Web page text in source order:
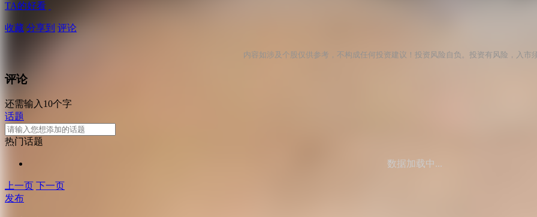
TA的好看
收藏 分享到 评论
内容如涉及个股仅供参考，不构成任何投资建议！投资风险自负。投资有风险，入市
评论
还需输入10个字
话题
热门话题
数据加载中...
上一页 下一页
发布